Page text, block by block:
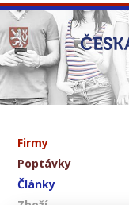
Firmy
Poptávky
Články